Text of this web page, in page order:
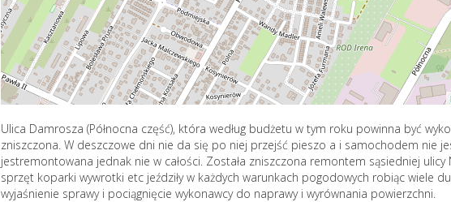
Ulica Damrosza (Północna część), która według budżetu w tym roku powinna być
zniszczona. W deszczowe dni nie da się po niej przejść pieszo a i samochodem nie
jestremontowana jednak nie w całości. Została zniszczona remontem sąsiedniej ulicy
sprzęt koparki wywrotki etc jeździły w każdych warunkach pogodowych robiąc wiele
wyjaśnienie sprawy i pociągnięcie wykonawcy do naprawy i wyrównania powierzchni.